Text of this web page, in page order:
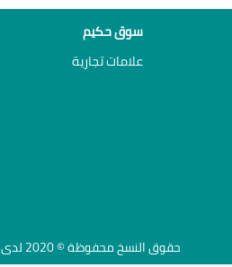
سوق حكيم
علامات تجارية
حقوق النسخ محفوظة © 2020 لدى